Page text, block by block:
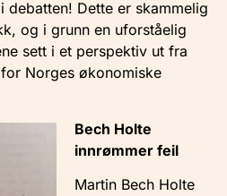
debatten! Dette er skammelig
og i grunn en uforståelig
sett i et perspektiv ut fra
Norges økonomiske
Bech Holte
innrømmer feil
Martin Bech Holte